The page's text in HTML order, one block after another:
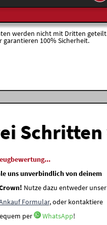
werden nicht mit Dritten
garantieren 100% Sicherheit.
Schritten
uns unverbindlich von deinem
Nutze dazu entweder unser
Formular, oder kontaktiere
per
WhatsApp!